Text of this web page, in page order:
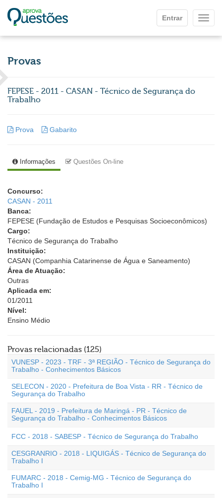
Entrar
Provas
FEPESE - 2011 - CASAN - Técnico de Segurança do
Trabalho
Prova Gabarito
Informações Questões On-line
Concurso:
CASAN - 2011
Banca:
FEPESE (Fundação de Estudos e Pesquisas Socioeconômicos)
Cargo:
Técnico de Segurança do Trabalho
Instituição:
CASAN (Companhia Catarinense de Água e Saneamento)
Área de Atuação:
Outras
Aplicada em:
01/2011
Nível:
Ensino Médio
Provas relacionadas (125)
VUNESP - 2023 - TRF - 3ª REGIÃO - Técnico de Segurança do
Trabalho - Conhecimentos Básicos
SELECON - 2020 - Prefeitura de Boa Vista - RR - Técnico de
Segurança do Trabalho
FAUEL - 2019 - Prefeitura de Maringá - PR - Técnico de
Segurança do Trabalho - Conhecimentos Básicos
FCC - 2018 - SABESP - Técnico de Segurança do Trabalho
CESGRANRIO - 2018 - LIQUIGÁS - Técnico de Segurança do
Trabalho I
FUMARC - 2018 - Cemig-MG - Técnico de Segurança do
Trabalho I